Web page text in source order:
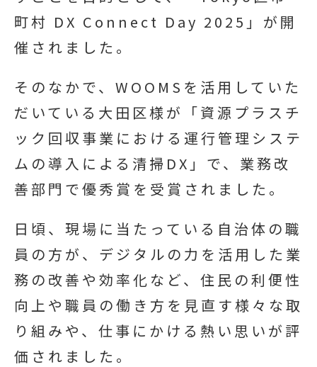
町村 DX Connect Day 2025」が開
催されました。
そのなかで、WOOMSを活用していた
だいている大田区様が「資源プラスチ
ック回収事業における運行管理システ
ムの導入による清掃DX」で、業務改
善部門で優秀賞を受賞されました。
日頃、現場に当たっている自治体の職
員の方が、デジタルの力を活用した業
務の改善や効率化など、住民の利便性
向上や職員の働き方を見直す様々な取
り組みや、仕事にかける熱い思いが評
価されました。